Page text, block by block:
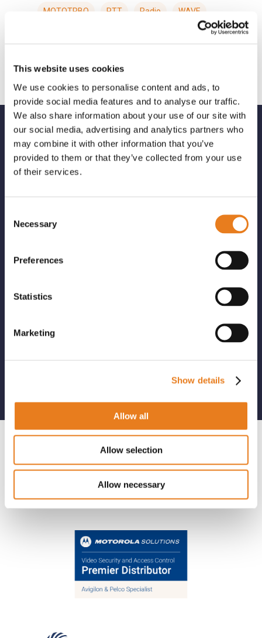
This website uses cookies
We use cookies to personalise content and ads, to
provide social media features and to analyse our traffic.
We also share information about your use of our site with
our social media, advertising and analytics partners who
may combine it with other information that you’ve
provided to them or that they’ve collected from your use
of their services.
Selection
Necessary
Preferences
Statistics
Marketing
Show details
Allow all
Allow selection
Allow necessary
MOTOTRBO PTT Radio WAVE
Aikom Technology: distributore a valore
aggiunto
in grado di supportare con servizi avanzati di
partner in ogni fase della gestione di progetti
Raccontaci le tue necessità e saremo lieti di